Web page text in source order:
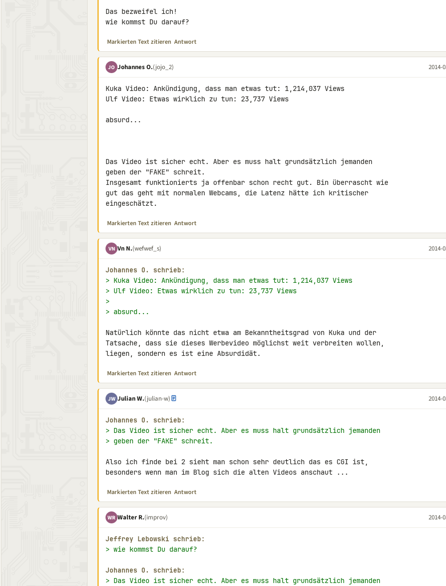
Das bezweifel ich!
wie kommst Du darauf?
Markierten Text zitieren Antwort
JO Johannes O.(jojo_2) 2014-
Kuka Video: Ankündigung, dass man etwas tut: 1,214,037 Views
Ulf Video: Etwas wirklich zu tun: 23,737 Views
absurd...
Das Video ist sicher echt. Aber es muss halt grundsätzlich jemanden
geben der "FAKE" schreit.
Insgesamt funktionierts ja offenbar schon recht gut. Bin überrascht wie
gut das geht mit normalen Webcams, die Latenz hätte ich kritischer
eingeschätzt.
Markierten Text zitieren Antwort
VN Vn N.(wefwef_s) 2014-
Johannes O. schrieb:
> Kuka Video: Ankündigung, dass man etwas tut: 1,214,037 Views
> Ulf Video: Etwas wirklich zu tun: 23,737 Views
>
> absurd...
Natürlich könnte das nicht etwa am Bekanntheitsgrad von Kuka und der
Tatsache, dass sie dieses Werbevideo möglichst weit verbreiten wollen,
liegen, sondern es ist eine Absurdidät.
Markierten Text zitieren Antwort
JW Julian W.(julian-w) 2014-
Johannes O. schrieb:
> Das Video ist sicher echt. Aber es muss halt grundsätzlich jemanden
> geben der "FAKE" schreit.
Also ich finde bei 2 sieht man schon sehr deutlich das es CGI ist,
besonders wenn man im Blog sich die alten Videos anschaut ...
Markierten Text zitieren Antwort
WR Walter R.(improv) 2014-
Jeffrey Lebowski schrieb:
> wie kommst Du darauf?
Johannes O. schrieb:
> Das Video ist sicher echt. Aber es muss halt grundsätzlich jemanden